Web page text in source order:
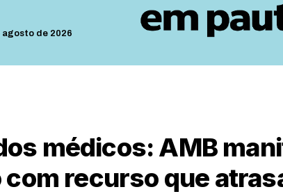
agosto de 2026
médicos: AMB
recurso que